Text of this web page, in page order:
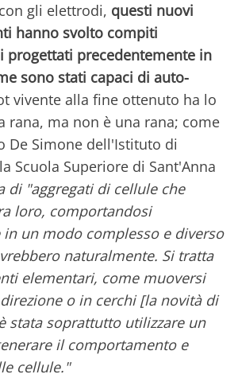
gli elettrodi, questi nuovi
hanno svolto compiti
progettati precedentemente in
sono stati capaci di auto-
vivente alla fine ottenuto ha lo
rana, ma non è una rana; come
De Simone dell'Istituto di
Scuola Superiore di Sant'Anna
di "aggregati di cellule che
loro, comportandosi
un modo complesso e diverso
naturalmente. Si tratta
elementari, come muoversi
o in cerchi [la novità di
stata soprattutto utilizzare un
il comportamento e
cellule."